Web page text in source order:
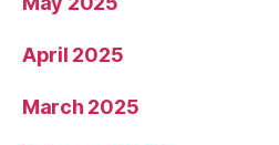
April 2025
March 2025